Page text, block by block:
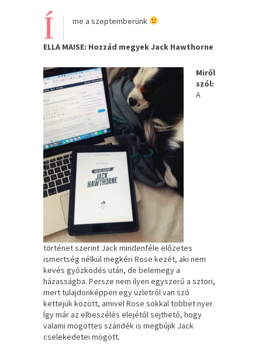
Í me a szeptemberünk
ELLA MAISE: Hozzád ​megyek Jack Hawthorne
Miről
szól:
A
történet szerint Jack mindenféle előzetes
ismertség nélkül megkéri Rose kezét, aki nem
kevés győzködés után, de belemegy a
házasságba. Persze nem ilyen egyszerű a sztori,
mert tulajdonképpen egy üzletről van szó
kettejük között, amivel Rose sokkal többet nyer.
Így már az elbeszélés elejétől sejthető, hogy
valami mögöttes szándék is megbújik Jack
cselekedetei mögött.